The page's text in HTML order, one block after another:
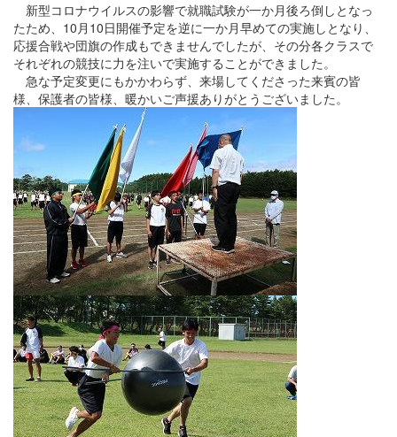
新型コロナウイルスの影響で就職試験が一か月後ろ倒しとなっ
たため、10月10日開催予定を逆に一か月早めての実施しとなり、
応援合戦や団旗の作成もできませんでしたが、その分各クラスで
それぞれの競技に力を注いで実施することができました。
急な予定変更にもかかわらず、来場してくださった来賓の皆
様、保護者の皆様、暖かいご声援ありがとうございました。